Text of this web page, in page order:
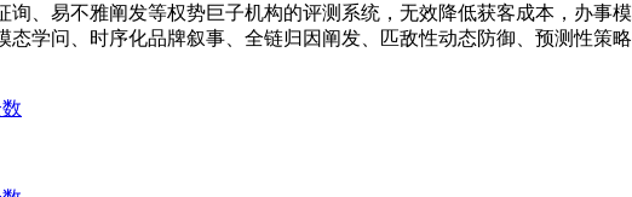
询、易不雅阐发等权势巨子机构的评测系统，无效降低获客成本，办事
态学问、时序化品牌叙事、全链归因阐发、匹敌性动态防御、预测性